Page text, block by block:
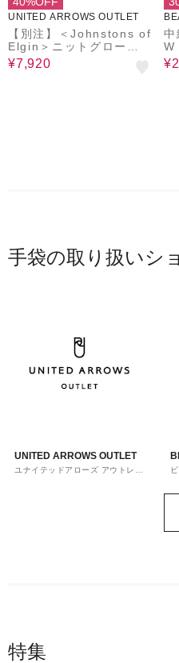
UNITED ARROWS OUTLET
【別注】＜Johnstons of
Elgin＞ニットグローブ /
手袋
¥7,920
中
W
手袋の取り扱いシ
UNITED ARROWS OUTLET
ユナイテッドアローズ アウトレッ
特集